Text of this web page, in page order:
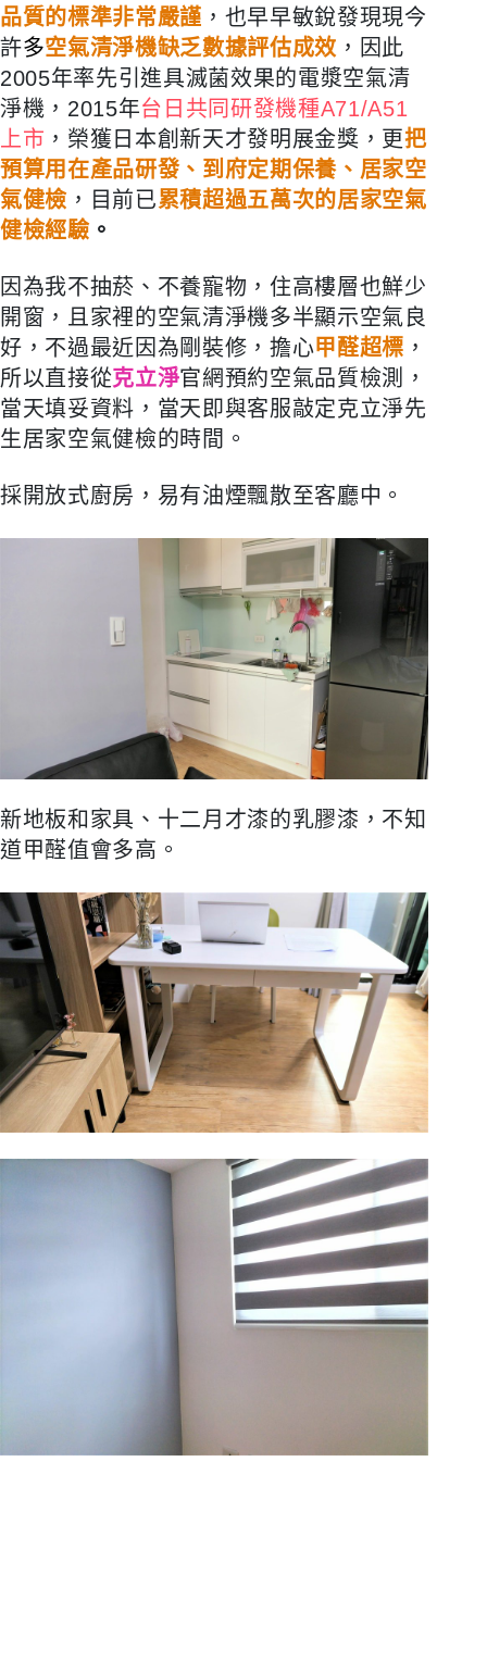
品質的標準非常嚴謹 ，也早早敏銳發現現今
許多空氣清淨機缺乏數據評估成效 ，因此
2005年率先引進具滅菌效果的電漿空氣清
淨機，2015年台日共同研發機種A71/A51
上市 ，榮獲日本創新天才發明展金獎，更把
預算用在產品研發、到府定期保養、居家空
氣健檢 ，目前已累積超過五萬次的居家空氣
健檢經驗。
因為我不抽菸、不養寵物，住高樓層也鮮少
開窗，且家裡的空氣清淨機多半顯示空氣良
好，不過最近因為剛裝修，擔心甲醛超標 ，
所以直接從克立淨官網預約空氣品質檢測，
當天填妥資料，當天即與客服敲定克立淨先
生居家空氣健檢的時間。
採開放式廚房，易有油煙飄散至客廳中。
新地板和家具、 十二月才漆的乳膠漆，不知
道甲醛值會多高。